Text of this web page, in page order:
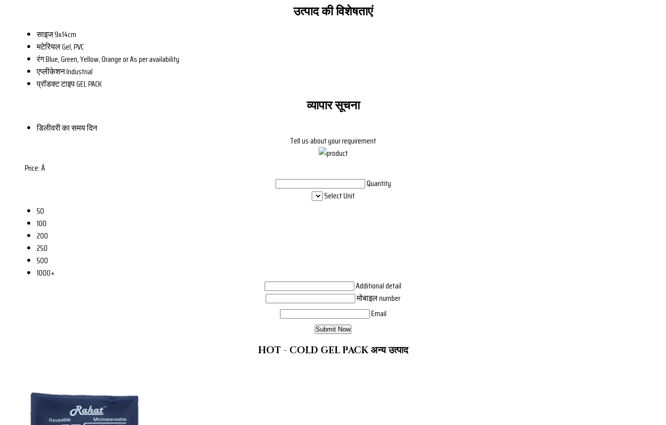
उत्पाद की विशेषताएं
साइज9x14cm
मटेरियलGel, PVC
रंगBlue, Green, Yellow, Orange or As per availability
एप्लीकेशनIndustrial
प्रॉडक्ट टाइपGEL PACK
व्यापार सूचना
डिलीवरी का समयदिन
Tell us about your requirement
Price:Â
Quantity
Select Unit
50
100
200
250
500
1000+
Additional detail
मोबाइल number
Email
HOT - COLD GEL PACK अन्य उत्पाद